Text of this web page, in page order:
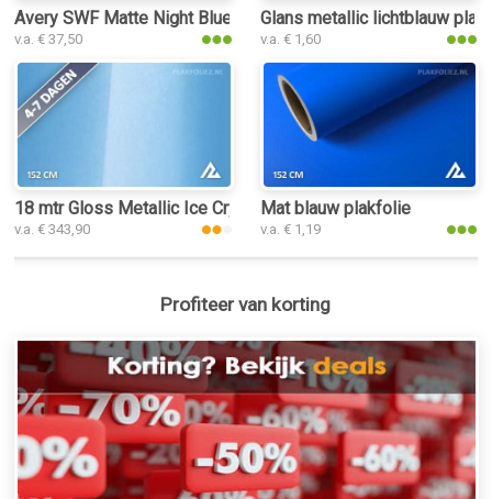
Avery SWF Matte Night Blue Metallic plakfolie
v.a. € 37,50
Glans metallic lichtblauw
v.a. € 1,60
18 mtr Gloss Metallic Ice Crystal Blue 3169 plakfolie
v.a. € 343,90
Mat blauw plakfolie
v.a. € 1,19
Profiteer van korting